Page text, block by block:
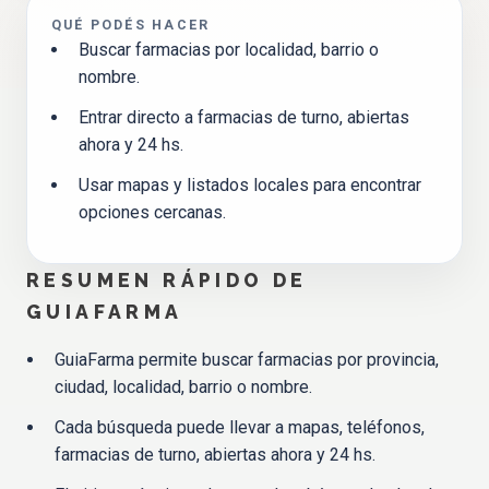
QUÉ PODÉS HACER
Buscar farmacias por localidad, barrio o
nombre.
Entrar directo a farmacias de turno, abiertas
ahora y 24 hs.
Usar mapas y listados locales para encontrar
opciones cercanas.
RESUMEN RÁPIDO DE
GUIAFARMA
GuiaFarma permite buscar farmacias por provincia,
ciudad, localidad, barrio o nombre.
Cada búsqueda puede llevar a mapas, teléfonos,
farmacias de turno, abiertas ahora y 24 hs.